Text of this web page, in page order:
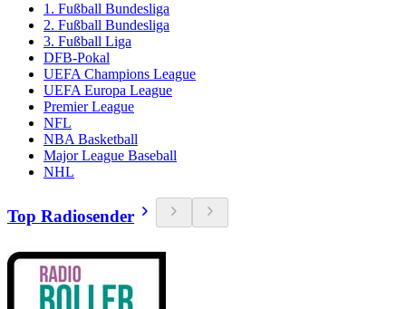
1. Fußball Bundesliga
2. Fußball Bundesliga
3. Fußball Liga
DFB-Pokal
UEFA Champions League
UEFA Europa League
Premier League
NFL
NBA Basketball
Major League Baseball
NHL
Top Radiosender